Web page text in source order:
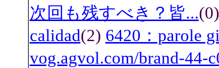
次回も残すべき？皆...
calidad(2) 6420：parole
vog.agvol.com/brand-